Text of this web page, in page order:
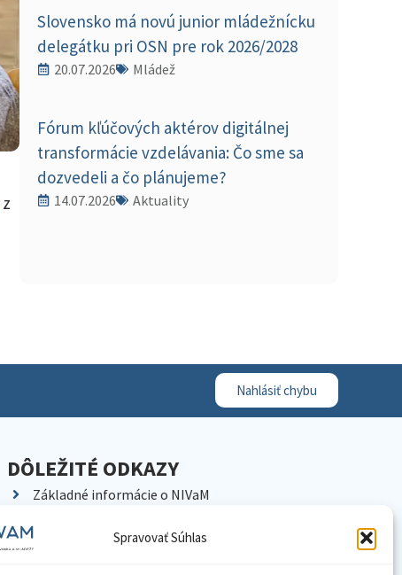
Spravovať Súhlas
z
Slovensko má novú junior mládežnícku
delegátku pri OSN pre rok 2026/2028
20.07.2026 Mládež
Fórum kľúčových aktérov digitálnej
transformácie vzdelávania: Čo sme sa
dozvedeli a čo plánujeme?
14.07.2026 Aktuality
Nahlásiť chybu
DÔLEŽITÉ ODKAZY
Základné informácie o NIVaM
Kariéra